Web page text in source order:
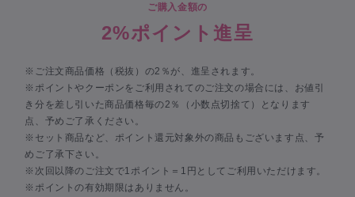
ご購入金額の
2%ポイント進呈
※ご注文商品価格（税抜）の2％が、進呈されます。
※ポイントやクーポンをご利用されてのご注文の場合には、お値引
き分を差し引いた商品価格毎の2％（小数点切捨て）となります
点、予めご了承ください。
※セット商品など、ポイント還元対象外の商品もございます点、予
めご了承下さい。
※次回以降のご注文で1ポイント＝1円としてご利用いただけます。
※ポイントの有効期限はありません。